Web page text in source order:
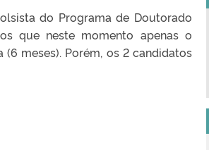
do Programa de Doutorado
que neste momento apenas o
meses). Porém, os 2 candidatos